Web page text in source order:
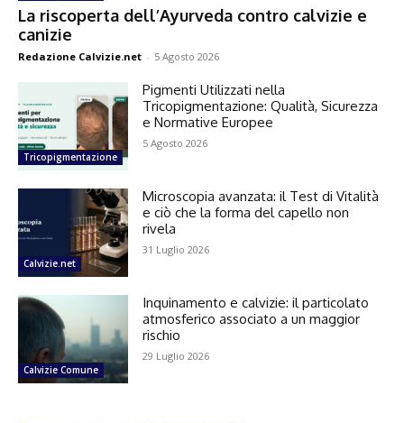
La riscoperta dell’Ayurveda contro calvizie e
canizie
Redazione Calvizie.net - 5 Agosto 2026
Tricopigmentazione
Pigmenti Utilizzati nella
Tricopigmentazione: Qualità, Sicurezza
e Normative Europee
5 Agosto 2026
Calvizie.net
Microscopia avanzata: il Test di Vitalità
e ciò che la forma del capello non
rivela
31 Luglio 2026
Calvizie Comune
Inquinamento e calvizie: il particolato
atmosferico associato a un maggior
rischio
29 Luglio 2026